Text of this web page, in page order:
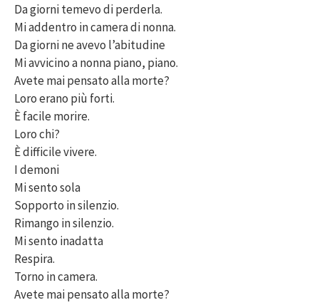
Da giorni temevo di perderla.
Mi addentro in camera di nonna.
Da giorni ne avevo l’abitudine
Mi avvicino a nonna piano, piano.
Avete mai pensato alla morte?
Loro erano più forti.
È facile morire.
Loro chi?
È difficile vivere.
I demoni
Mi sento sola
Sopporto in silenzio.
Rimango in silenzio.
Mi sento inadatta
Respira.
Torno in camera.
Avete mai pensato alla morte?